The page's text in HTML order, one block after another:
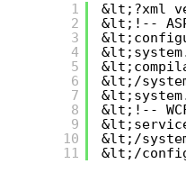
1
2
3
4
5
6
7
8
9
10
11
&lt;?xml
&lt;!--
&lt;/
&lt;!-- WCF
&lt;/
&lt;/